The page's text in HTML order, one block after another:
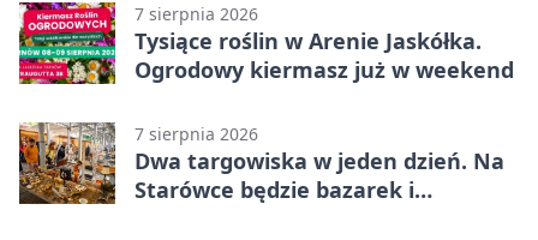
7 sierpnia 2026
Tysiące roślin w Arenie Jaskółka.
Ogrodowy kiermasz już w weekend
7 sierpnia 2026
Dwa targowiska w jeden dzień. Na
Starówce będzie bazarek i